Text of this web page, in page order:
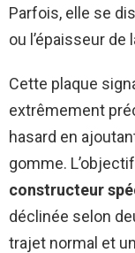
Parfois, elle se
ou l’épaisseur de
Cette plaque
extrêmement
hasard en
gomme.
constructeur
déclinée selon
trajet normal et